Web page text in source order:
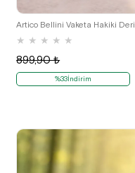
★ ★ ★ ★ ★
899,90 ₺
%33İndirim